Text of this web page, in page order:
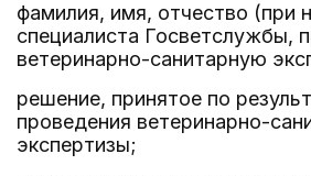
фамилия, имя, отчество (при
специалиста Госветслужбы,
ветеринарно-санитарную
решение, принятое по
проведения ветеринарно-
экспертизы;